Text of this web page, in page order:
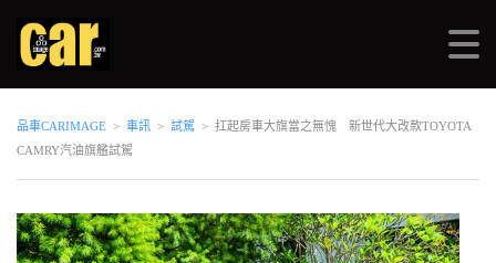
品車CARIMAGE > 車訊 > 試駕 > 扛起房車大旗當之無愧 新世代大改款TOYOTA
CAMRY汽油旗艦試駕